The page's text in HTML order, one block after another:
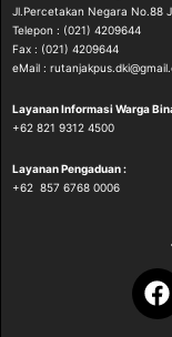
Jl.Percetakan Negara No.88
Telepon : (021) 4209644
Fax : (021) 4209644
eMail :
Layanan Informasi Warga
‪+62 821 9312 4500‬
Layanan Pengaduan :
‪+62 857 6768 0006